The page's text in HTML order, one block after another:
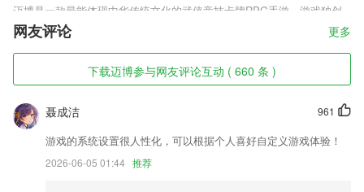
迈博是一款最能体现中华传统文化的武侠竞技卡牌RPG手游，游戏独创
性将剧情RPG和策略卡牌完美融合，为你展现出了一个真实热血的江湖
世界，挑战江湖老道和江湖恶霸，成就荣耀，获取武林秘籍和传奇装备，
奇想江湖手游官方正版v1.9.2你将化身为一名少年，闯荡武林，遇见不一
迈博软件特色
1,用户在采购商城上可以直接找到生产商，与生产商对接，找到第一手的
2,【下半场进球预测】
网友评论 更多
下载迈博参与网友评论互动 ( 660 条 )
961
聂成洁
游戏的系统设置很人性化，可以根据个人喜好自定义游戏体验！
2026-06-05 01:44 推荐